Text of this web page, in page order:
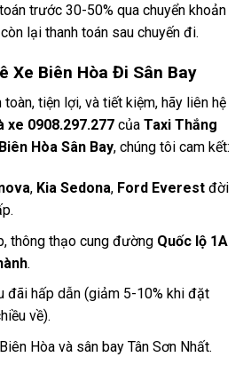
trước 30-50% qua chuyển khoản
lại thanh toán sau chuyến đi.
Xe Biên Hòa Đi Sân Bay
tiện lợi, và tiết kiệm, hãy liên hệ
xe 0908.297.277 của Taxi Thắng
Hòa Sân Bay, chúng tôi cam kết:
, Kia Sedona, Ford Everestđời
thông thạo cung đường Quốc lộ 1A
.
đãi hấp dẫn (giảm 5-10% khi đặt
về).
Hòa và sân bay Tân Sơn Nhất.